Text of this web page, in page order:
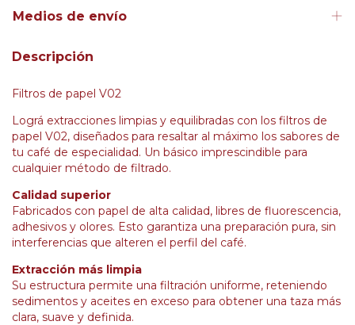
Medios de envío
Descripción
Filtros de papel V02
Lográ extracciones limpias y equilibradas con los filtros de
papel V02, diseñados para resaltar al máximo los sabores de
tu café de especialidad. Un básico imprescindible para
cualquier método de filtrado.
Calidad superior
Fabricados con papel de alta calidad, libres de fluorescencia,
adhesivos y olores. Esto garantiza una preparación pura, sin
interferencias que alteren el perfil del café.
Extracción más limpia
Su estructura permite una filtración uniforme, reteniendo
sedimentos y aceites en exceso para obtener una taza más
clara, suave y definida.